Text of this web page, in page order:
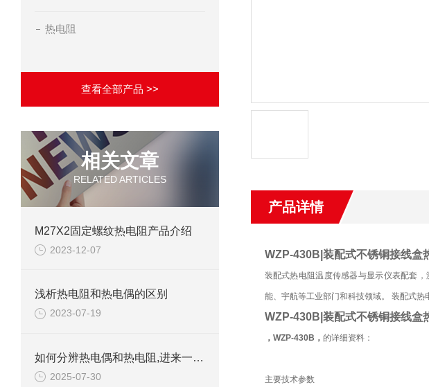
热电阻
查看全部产品 >>
相关文章
RELATED ARTICLES
M27X2固定螺纹热电阻产品介绍
2023-12-07
浅析热电阻和热电偶的区别
2023-07-19
如何分辨热电偶和热电阻,进来一看就一目了然
2025-07-30
产品详情
WZP-430B|装配式不锈铜接线盒
装配式热电阻温度传感器与显示仪表配套
能、宇航等工业部门和科技领域。 装配式热
WZP-430B|装配式不锈铜接线盒
，WZP-430B， 的详细资料：
主要技术参数